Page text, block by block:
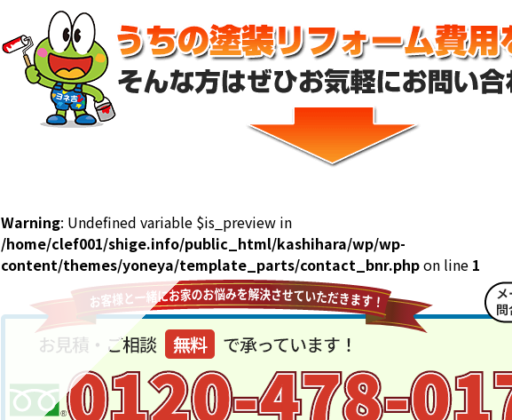
Warning: Undefined variable $is_preview in
/home/clef001/shige.info/public_html/kashihara/wp/wp-
content/themes/yoneya/template_parts/contact_bnr.phpon line 1